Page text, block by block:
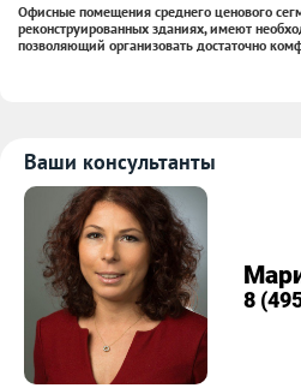
Офисные помещения среднего ценового
реконструированных зданиях, имеют
позволяющий организовать достаточно
Ваши консультанты
8